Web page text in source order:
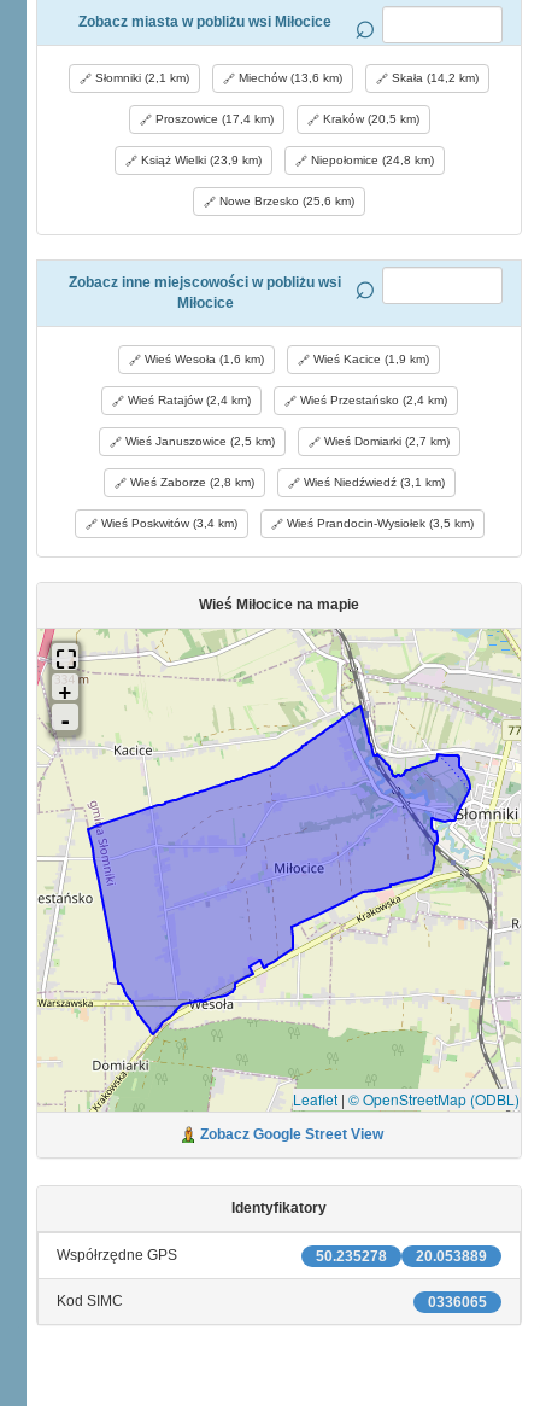
Zobacz miasta w pobliżu wsi Miłocice
Słomniki (2,1 km) Miechów (13,6 km) Skała (14,2 km)
Proszowice (17,4 km) Kraków (20,5 km)
Książ Wielki (23,9 km) Niepołomice (24,8 km)
Nowe Brzesko (25,6 km)
Zobacz inne miejscowości w pobliżu wsi
Miłocice
Wieś Wesoła (1,6 km) Wieś Kacice (1,9 km)
Wieś Ratajów (2,4 km) Wieś Przestańsko (2,4 km)
Wieś Januszowice (2,5 km) Wieś Domiarki (2,7 km)
Wieś Zaborze (2,8 km) Wieś Niedźwiedź (3,1 km)
Wieś Poskwitów (3,4 km) Wieś Prandocin-Wysiołek (3,5 km)
Wieś Miłocice na mapie
Leaflet | © OpenStreetMap (ODBL)
Zobacz Google Street View
Identyfikatory
20.053889
50.235278
Współrzędne GPS
0336065
Kod SIMC